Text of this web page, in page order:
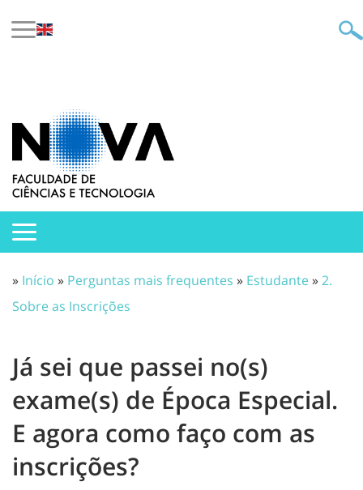
» Início » Perguntas mais frequentes » Estudante»2.
Sobre as Inscrições
Já sei que passei no(s)
exame(s) de Época Especial.
E agora como faço com as
inscrições?